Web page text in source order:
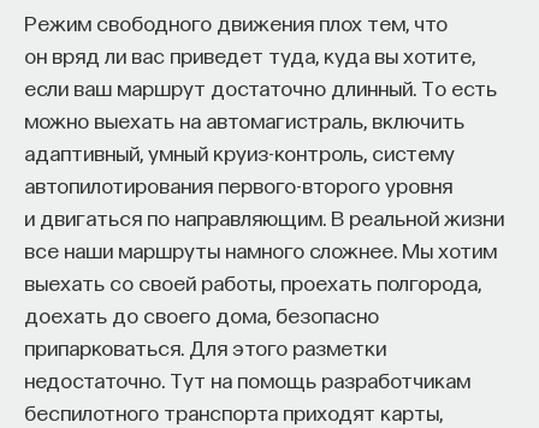
Режим свободного движения плох тем, что
он вряд ли вас приведет туда, куда вы хотите,
если ваш маршрут достаточно длинный. То есть
можно выехать на автомагистраль, включить
адаптивный, умный круиз-контроль, систему
автопилотирования первого-второго уровня
и двигаться по направляющим. В реальной жизни
все наши маршруты намного сложнее. Мы хотим
выехать со своей работы, проехать полгорода,
доехать до своего дома, безопасно
припарковаться. Для этого разметки
недостаточно. Тут на помощь разработчикам
беспилотного транспорта приходят карты,
Что такое Naukka Talents
Naukka Talents— это не просто рекрутинговый
сервис, а комплексная платформа поддержки
специалистов на пути к карьере в глобальных
инновационных индустриях. Сервис помогает
преодолеть существующие барьеры через
обучение, карьерное сопровождение и прямые
связи с компаниями, заинтересованными
в высококвалифицированныхкадрах.​
Сервис создан для всех, кто хочет найти свой
путь в инновационных индустриях:
перед восходом солнца, когда небо еще
темное и на нем появляются первые яркие
звезды, в зависимости от сезона года
появляются разные звезды перед
восходом или после захода солнца,
и поняли, что солнце движется на фоне его
купола. Таким образом родилось деление
звездного узора — рисунка созвездий —
на отдельные части. Обычно небо
разбивают на 30-градусные секторы,